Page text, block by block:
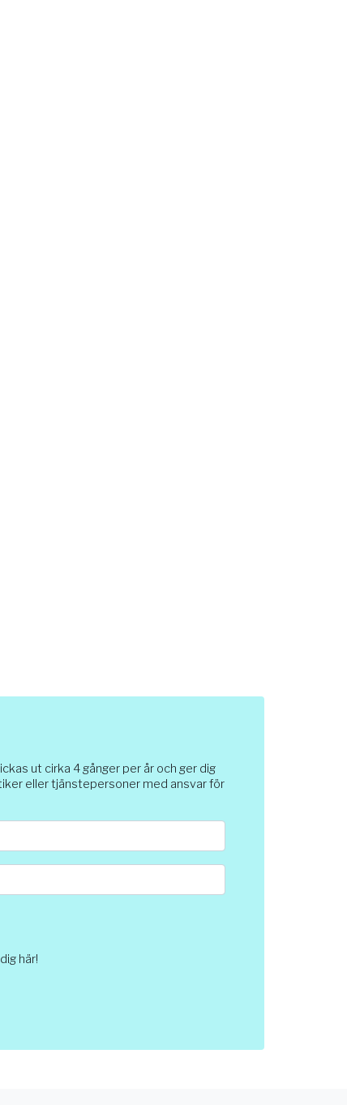
ut cirka 4 gånger per år och ger dig
eller tjänstepersoner med ansvar för
här!